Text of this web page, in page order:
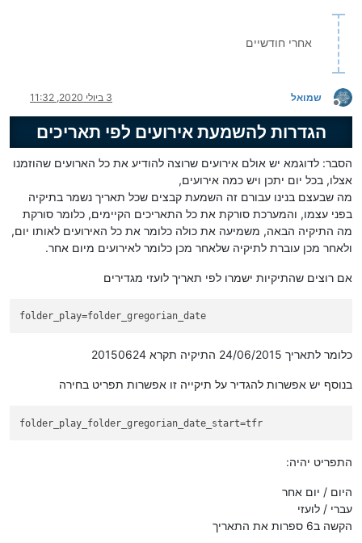
אחרי חודשיים
מנותק
שמואל 3 ביולי 2020, 11:32
הגדרות להשמעת אירועים לפי תאריכים
הסבר: לדוגמא יש אולם אירועים שרוצה להודיע את כל הארועים שהוזמנו
אצלו, בכל יום יתכן ויש כמה אירועים,
מה שבעצם בנינו עבורם זה השמעת קבצים שכל תאריך נשמר בתיקיה
בפני עצמו, והמערכת סורקת את כל התאריכים הקיימים, כלומר סורקת
מה התיקיה הבאה, משמיעה את כולה כלומר את כל האירועים לאותו יום,
ולאחר מכן עוברת לתיקיה שלאחר מכן כלומר לאירועים מיום אחר.
אם רוצים שהתיקיות ישמרו לפי תאריך לועזי מגדירים
folder_play=folder_gregorian_date
כלומר לתאריך 24/06/2015 התיקיה תקרא 20150624
בנוסף יש אפשרות להגדיר על תיקייה זו אפשרות תפריט בחירה
folder_play_folder_gregorian_date_start=tfr
התפריט יהיה:
היום / יום אחר
עברי / לועזי
הקשה ב6 ספרות את התאריך